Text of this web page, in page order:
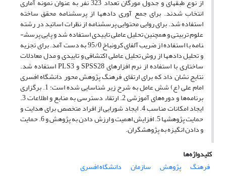
از نوع طبقه­ای و جدول مورگان تعداد 323 نفر به عنوان نمونه آماری
انتخاب شدند. برای جمع آوری داده­ها از پرسش­نامه محقق ساخته
استفاده شد. برای روایی محتوایی پرسش­نامه از نظرات اساتید در رشته
علوم تربیتی و هم­چنین تحلیل عاملی تاییدی استفاده شد و پایی پرسش­
نامه با استفاده از ضریب آلفای کرونباخ 95/0 به دست آمد. برای تجزیه
و تحلیل داده­ها از روش تحلیل عاملی اکتشافی و تاییدی و مدل معادلات
ساختاری با استفاده از نرم افزارهای SPSS28 و PLS3 استفاده شد.
نتایج نشان داد که برای ارتقای فرهنگ پژوهش محور دانشگاه افسری
امام علی (ع) شش عامل به شرح زیر شناسایی شده است: 1. برگزاری
برنامه‌ها و دوره‌های آموزشی 2. ارتقاء دسترسی به منابع و اطلاعات 3.
ایجاد امکانات مناسب 4. ایجاد شورایی از افراد متخصص برای هدایت و
حمایت پژوهش­ها 5. افزایش اهمیت و ارزش دادن به پژوهش و 6. حمایت
و دادن انگیزه به پژوهشگران.
کلیدواژه‌ها
فرهنگ
پژوهش سازمان
دانشگاه افسری